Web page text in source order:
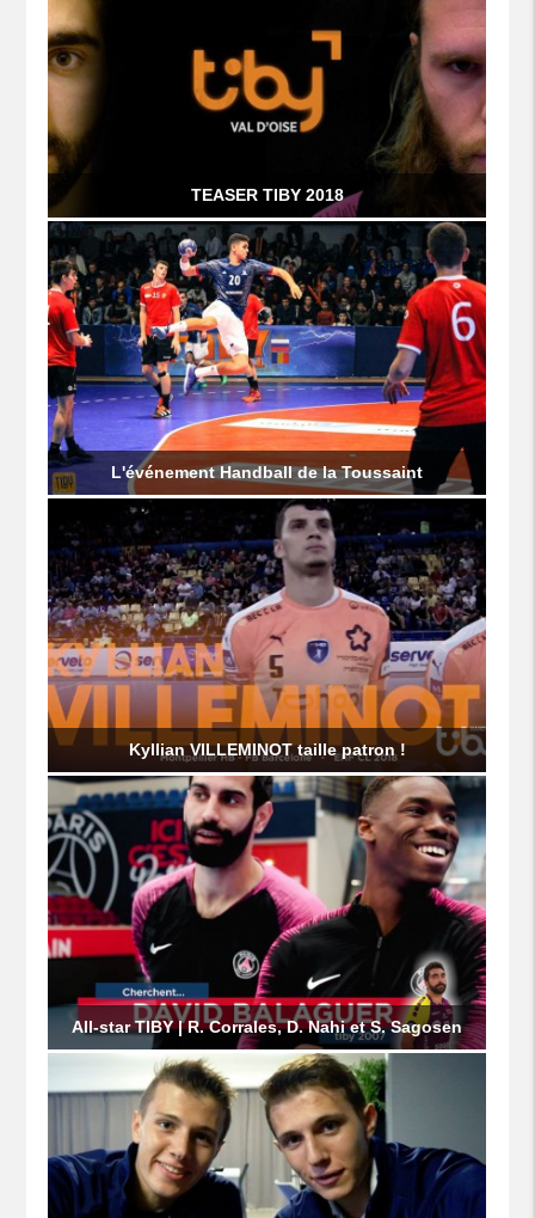
TEASER TIBY 2018
L'événement Handball de la Toussaint
Kyllian VILLEMINOT taille patron !
All-star TIBY | R. Corrales, D. Nahi et S. Sagosen